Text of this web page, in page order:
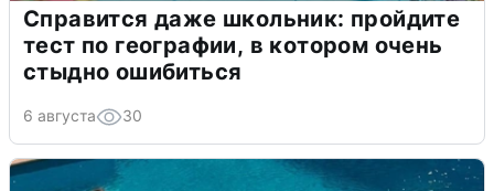
Справится даже школьник: пройдите
тест по географии, в котором очень
стыдно ошибиться
6 августа 30